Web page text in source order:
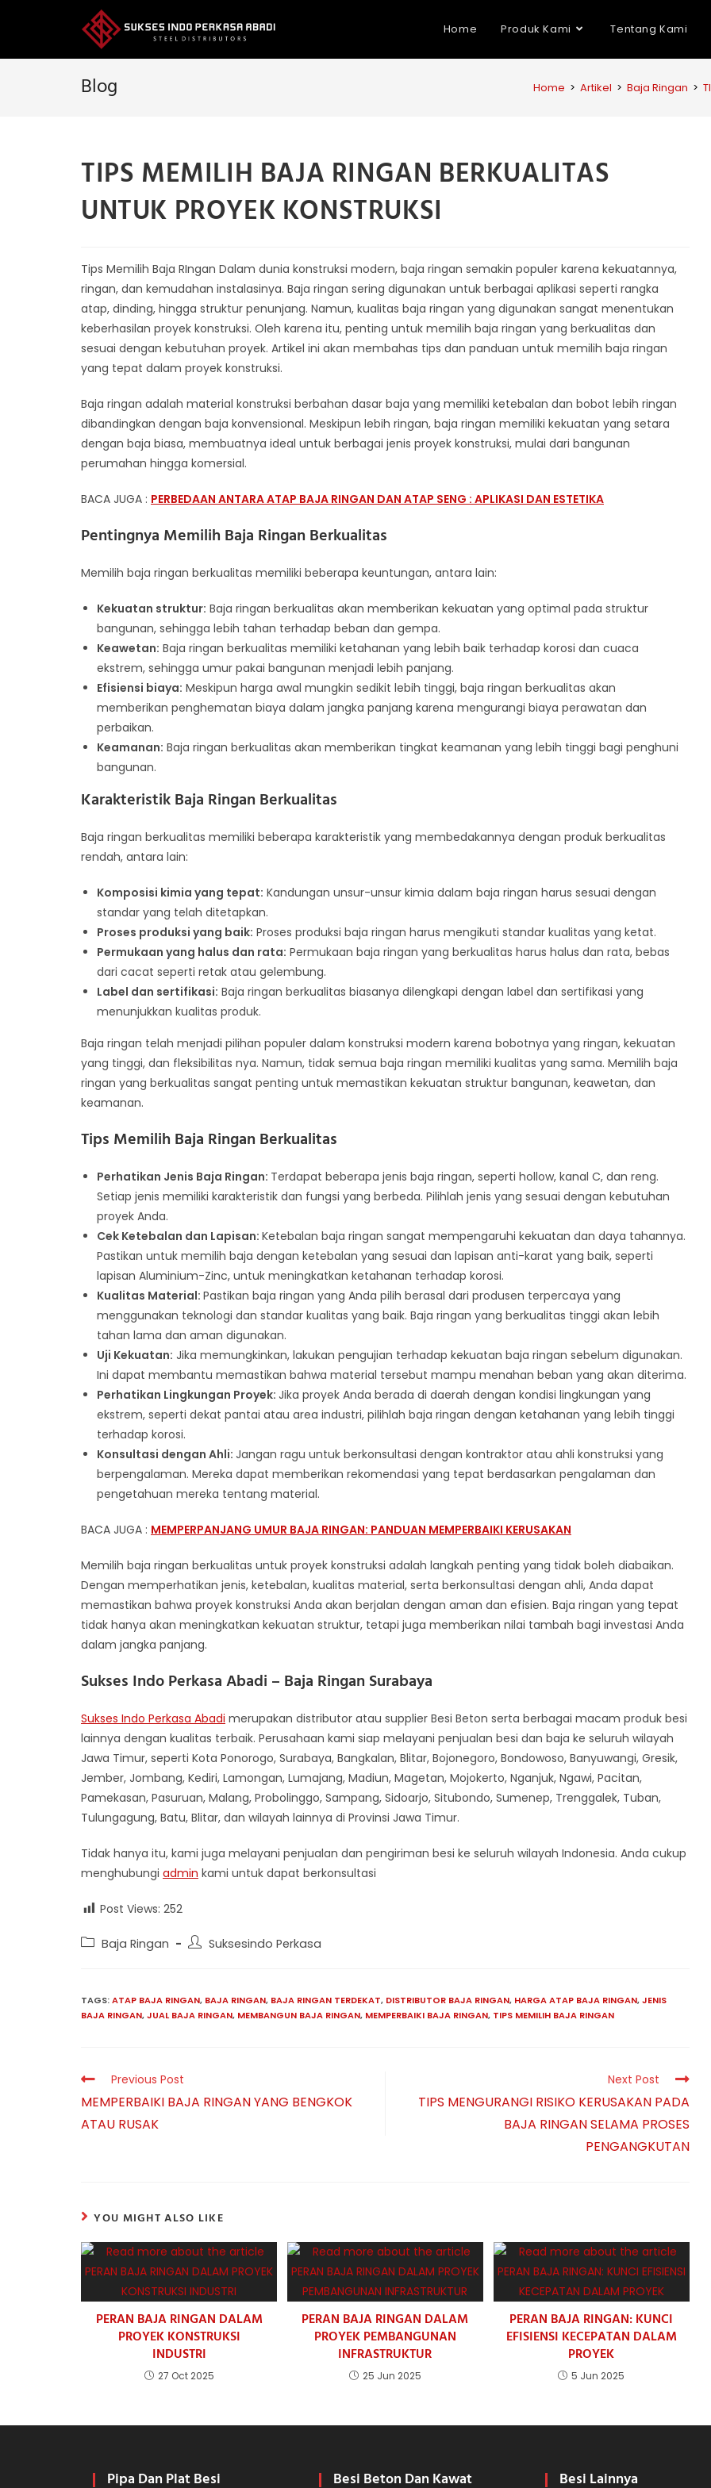
Home Produk Kami Tentang Kami
Blog Home > Artikel > Baja Ringan >
TIPS MEMILIH BAJA RINGAN BERKUALITAS
UNTUK PROYEK KONSTRUKSI
Tips Memilih Baja RIngan Dalam dunia konstruksi modern, baja ringan semakin populer karena kekuatannya,
ringan, dan kemudahan instalasinya. Baja ringan sering digunakan untuk berbagai aplikasi seperti rangka
atap, dinding, hingga struktur penunjang. Namun, kualitas baja ringan yang digunakan sangat menentukan
keberhasilan proyek konstruksi. Oleh karena itu, penting untuk memilih baja ringan yang berkualitas dan
sesuai dengan kebutuhan proyek. Artikel ini akan membahas tips dan panduan untuk memilih baja ringan
yang tepat dalam proyek konstruksi.
Baja ringan adalah material konstruksi berbahan dasar baja yang memiliki ketebalan dan bobot lebih ringan
dibandingkan dengan baja konvensional. Meskipun lebih ringan, baja ringan memiliki kekuatan yang setara
dengan baja biasa, membuatnya ideal untuk berbagai jenis proyek konstruksi, mulai dari bangunan
perumahan hingga komersial.
BACA JUGA : PERBEDAAN ANTARA ATAP BAJA RINGAN DAN ATAP SENG : APLIKASI DAN ESTETIKA
Pentingnya Memilih Baja Ringan Berkualitas
Memilih baja ringan berkualitas memiliki beberapa keuntungan, antara lain:
Kekuatan struktur: Baja ringan berkualitas akan memberikan kekuatan yang optimal pada struktur
bangunan, sehingga lebih tahan terhadap beban dan gempa.
Keawetan: Baja ringan berkualitas memiliki ketahanan yang lebih baik terhadap korosi dan cuaca
ekstrem, sehingga umur pakai bangunan menjadi lebih panjang.
Efisiensi biaya: Meskipun harga awal mungkin sedikit lebih tinggi, baja ringan berkualitas akan
memberikan penghematan biaya dalam jangka panjang karena mengurangi biaya perawatan dan
perbaikan.
Keamanan: Baja ringan berkualitas akan memberikan tingkat keamanan yang lebih tinggi bagi penghuni
bangunan.
Karakteristik Baja Ringan Berkualitas
Baja ringan berkualitas memiliki beberapa karakteristik yang membedakannya dengan produk berkualitas
rendah, antara lain:
Komposisi kimia yang tepat: Kandungan unsur-unsur kimia dalam baja ringan harus sesuai dengan
standar yang telah ditetapkan.
Proses produksi yang baik: Proses produksi baja ringan harus mengikuti standar kualitas yang ketat.
Permukaan yang halus dan rata: Permukaan baja ringan yang berkualitas harus halus dan rata, bebas
dari cacat seperti retak atau gelembung.
Label dan sertifikasi: Baja ringan berkualitas biasanya dilengkapi dengan label dan sertifikasi yang
menunjukkan kualitas produk.
Baja ringan telah menjadi pilihan populer dalam konstruksi modern karena bobotnya yang ringan, kekuatan
yang tinggi, dan fleksibilitas nya. Namun, tidak semua baja ringan memiliki kualitas yang sama. Memilih baja
ringan yang berkualitas sangat penting untuk memastikan kekuatan struktur bangunan, keawetan, dan
keamanan.
Tips Memilih Baja Ringan Berkualitas
Perhatikan Jenis Baja Ringan: Terdapat beberapa jenis baja ringan, seperti hollow, kanal C, dan reng.
Setiap jenis memiliki karakteristik dan fungsi yang berbeda. Pilihlah jenis yang sesuai dengan kebutuhan
proyek Anda.
Cek Ketebalan dan Lapisan: Ketebalan baja ringan sangat mempengaruhi kekuatan dan daya tahannya.
Pastikan untuk memilih baja dengan ketebalan yang sesuai dan lapisan anti-karat yang baik, seperti
lapisan Aluminium-Zinc, untuk meningkatkan ketahanan terhadap korosi.
Kualitas Material: Pastikan baja ringan yang Anda pilih berasal dari produsen terpercaya yang
menggunakan teknologi dan standar kualitas yang baik. Baja ringan yang berkualitas tinggi akan lebih
tahan lama dan aman digunakan.
Uji Kekuatan: Jika memungkinkan, lakukan pengujian terhadap kekuatan baja ringan sebelum digunakan.
Ini dapat membantu memastikan bahwa material tersebut mampu menahan beban yang akan diterima.
Perhatikan Lingkungan Proyek: Jika proyek Anda berada di daerah dengan kondisi lingkungan yang
ekstrem, seperti dekat pantai atau area industri, pilihlah baja ringan dengan ketahanan yang lebih tinggi
terhadap korosi.
Konsultasi dengan Ahli: Jangan ragu untuk berkonsultasi dengan kontraktor atau ahli konstruksi yang
berpengalaman. Mereka dapat memberikan rekomendasi yang tepat berdasarkan pengalaman dan
pengetahuan mereka tentang material.
BACA JUGA : MEMPERPANJANG UMUR BAJA RINGAN: PANDUAN MEMPERBAIKI KERUSAKAN
Memilih baja ringan berkualitas untuk proyek konstruksi adalah langkah penting yang tidak boleh diabaikan.
Dengan memperhatikan jenis, ketebalan, kualitas material, serta berkonsultasi dengan ahli, Anda dapat
memastikan bahwa proyek konstruksi Anda akan berjalan dengan aman dan efisien. Baja ringan yang tepat
tidak hanya akan meningkatkan kekuatan struktur, tetapi juga memberikan nilai tambah bagi investasi Anda
dalam jangka panjang.
Sukses Indo Perkasa Abadi – Baja Ringan Surabaya
Sukses Indo Perkasa Abadi merupakan distributor atau supplier Besi Beton serta berbagai macam produk besi
lainnya dengan kualitas terbaik. Perusahaan kami siap melayani penjualan besi dan baja ke seluruh wilayah
Jawa Timur, seperti Kota Ponorogo, Surabaya, Bangkalan, Blitar, Bojonegoro, Bondowoso, Banyuwangi, Gresik,
Jember, Jombang, Kediri, Lamongan, Lumajang, Madiun, Magetan, Mojokerto, Nganjuk, Ngawi, Pacitan,
Pamekasan, Pasuruan, Malang, Probolinggo, Sampang, Sidoarjo, Situbondo, Sumenep, Trenggalek, Tuban,
Tulungagung, Batu, Blitar, dan wilayah lainnya di Provinsi Jawa Timur.
Tidak hanya itu, kami juga melayani penjualan dan pengiriman besi ke seluruh wilayah Indonesia. Anda cukup
menghubungi admin kami untuk dapat berkonsultasi
Post Views: 252
PostBaja Ringan
PostSuksesindo Perkasa
TAGS:ATAP BAJA RINGAN, BAJA RINGAN, BAJA RINGAN TERDEKAT, DISTRIBUTOR BAJA RINGAN, HARGA ATAP BAJA RINGAN,JENIS
BAJA RINGAN,JUAL BAJA RINGAN, MEMBANGUN BAJA RINGAN, MEMPERBAIKI BAJA RINGAN, TIPS MEMILIH BAJA RINGAN
Read
more
articles
Previous Post
MEMPERBAIKI BAJA RINGAN YANG BENGKOK
ATAU RUSAK
Next Post
TIPS MENGURANGI RISIKO KERUSAKAN PADA
BAJA RINGAN SELAMA PROSES
PENGANGKUTAN
YOU MIGHT ALSO LIKE
PERAN BAJA RINGAN DALAM
PROYEK KONSTRUKSI
INDUSTRI
27 Oct 2025
PERAN BAJA RINGAN DALAM
PROYEK PEMBANGUNAN
INFRASTRUKTUR
25 Jun 2025
PERAN BAJA RINGAN: KUNCI
EFISIENSI KECEPATAN DALAM
PROYEK
5 Jun 2025
Pipa Dan Plat Besi Besi Beton Dan Kawat Besi Lainnya